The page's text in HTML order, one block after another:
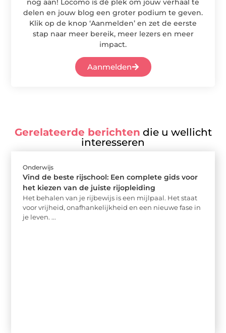
nog aan! Locomo is dé plek om jouw verhaal te
delen en jouw blog een groter podium te geven.
Klik op de knop ‘Aanmelden’ en zet de eerste
stap naar meer bereik, meer lezers en meer
impact.
Aanmelden
Gerelateerde berichten die u wellicht
interesseren
Onderwijs
Vind de beste rijschool: Een complete gids voor
het kiezen van de juiste rijopleiding
Het behalen van je rijbewijs is een mijlpaal. Het staat
voor vrijheid, onafhankelijkheid en een nieuwe fase in
je leven. ...